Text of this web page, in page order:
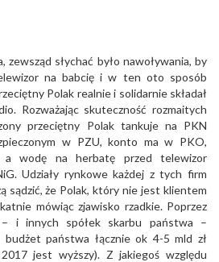
zewsząd słychać było nawoływania, by
na babcię i w ten oto sposób
Polak realnie i solidarnie składał
Rozważając skuteczność rozmaitych
przeciętny Polak tankuje na PKN
w PZU, konto ma w PKO,
a wodę na herbatę przed telewizor
Udziały rynkowe każdej z tych firm
sądzić, że Polak, który nie jest klientem
mówiąc zjawisko rzadkie. Poprzez
i innych spółek skarbu państwa –
państwa łącznie ok 4-5 mld zł
jest wyższy). Z jakiegoś względu